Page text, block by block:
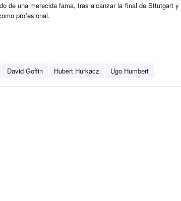
de una merecida fama, tras alcanzar la final de Sttutgart
profesional.
David Goffin Hubert Hurkacz Ugo Humbert